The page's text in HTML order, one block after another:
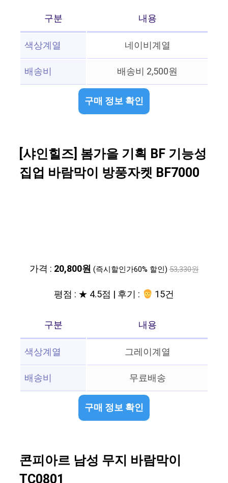
구분
내용
색상계열
네이비계열
배송비
배송비 2,500원
구매 정보 확인
[샤인힐즈] 봄가을 기획 BF 기능성
집업 바람막이 방풍자켓 BF7000
가격 : 20,800원 (즉시할인가60% 할인) 53,330원
평점 : ★ 4.5점 | 후기 : 15건
구분
내용
색상계열
그레이계열
배송비
무료배송
구매 정보 확인
콘피아르 남성 무지 바람막이